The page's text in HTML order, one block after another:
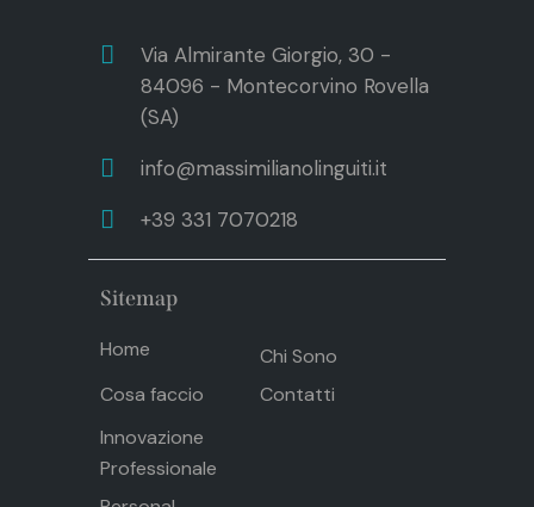
Via Almirante Giorgio, 30 -
84096 - Montecorvino Rovella
(SA)
info@massimilianolinguiti.it
+39 331 7070218
Sitemap
Home
Chi Sono
Cosa faccio
Innovazione
Professionale
Contatti